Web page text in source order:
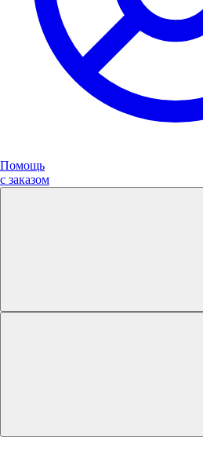
Помощь
с заказом